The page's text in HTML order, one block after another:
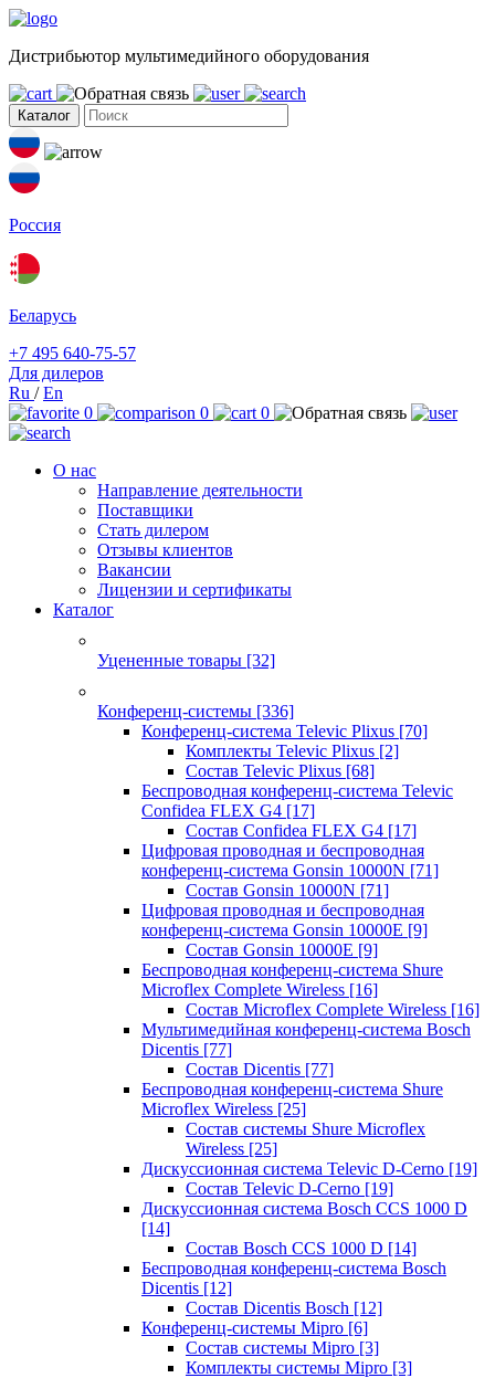
Дистрибьютор мультимедийного оборудования
Каталог
Россия
Беларусь
+7 495 640-75-57
Для дилеров
Ru /En
0
0 0
О нас
Направление деятельности
Поставщики
Стать дилером
Отзывы клиентов
Вакансии
Лицензии и сертификаты
Каталог
Уцененные товары [32]
Конференц-системы [336]
Конференц-система Televic Plixus [70]
Комплекты Televic Plixus [2]
Состав Televic Plixus [68]
Беспроводная конференц-система Televic
Confidea FLEX G4 [17]
Состав Confidea FLEX G4 [17]
Цифровая проводная и беспроводная
конференц-система Gonsin 10000N [71]
Состав Gonsin 10000N [71]
Цифровая проводная и беспроводная
конференц-система Gonsin 10000E [9]
Состав Gonsin 10000E [9]
Беспроводная конференц-система Shure
Microflex Complete Wireless [16]
Состав Microflex Complete Wireless [16]
Мультимедийная конференц-система Bosch
Dicentis [77]
Состав Dicentis [77]
Беспроводная конференц-система Shure
Microflex Wireless [25]
Состав системы Shure Microflex
Wireless [25]
Дискуссионная система Televic D-Cerno [19]
Состав Televic D-Cerno [19]
Дискуссионная система Bosch CCS 1000 D
[14]
Состав Bosch CCS 1000 D [14]
Беспроводная конференц-система Bosch
Dicentis [12]
Состав Dicentis Bosch [12]
Конференц-системы Mipro [6]
Состав системы Mipro [3]
Комплекты системы Mipro [3]